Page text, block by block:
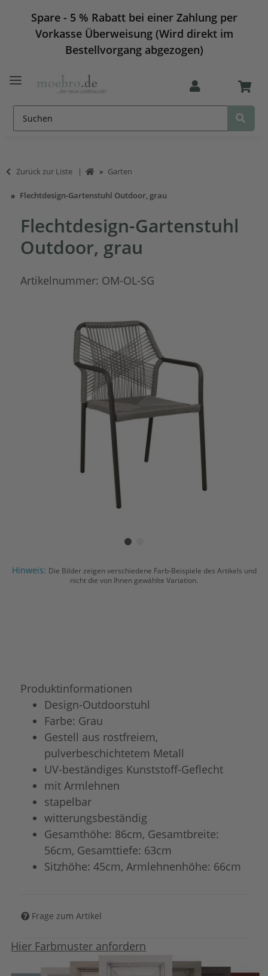
Spare - 5 % Rabatt bei einer Zahlung per
Vorkasse Überweisung (Wird direkt im
Bestellvorgang abgezogen)
Zurück zur Liste Garten
Flechtdesign-Gartenstuhl Outdoor, grau
Flechtdesign-Gartenstuhl
Outdoor, grau
Artikelnummer: OM-OL-SG
Hinweis: Die Bilder zeigen verschiedene Farb-Beispiele des Artikels und
nicht die von Ihnen gewählte Variation.
Produktinformationen
Design-Outdoorstuhl
Farbe: Grau
Gestell aus rostfreiem,
pulverbeschichtetem Metall
UV-beständiges Kunststoff-Geflecht
mit Armlehnen
stapelbar
witterungsbeständig
Gesamthöhe: 86cm, Gesamtbreite:
56cm, Gesamttiefe: 63cm
Sitzhöhe: 45cm, Armlehnenhöhe: 66cm
Frage zum Artikel
Hier Farbmuster anfordern